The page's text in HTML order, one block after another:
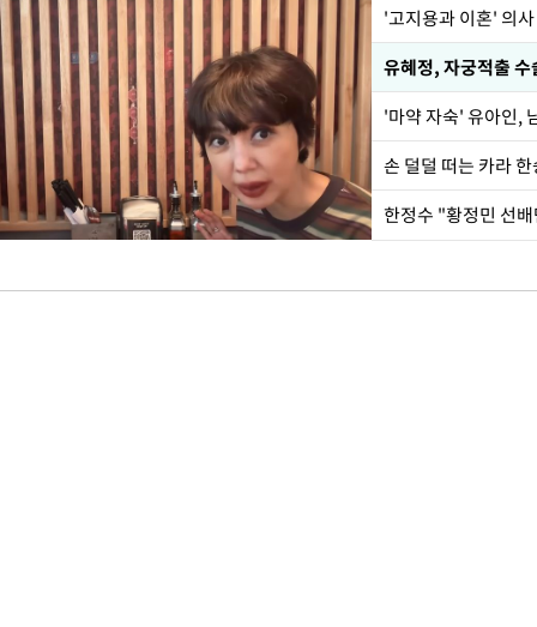
'고지용과 이혼' 의
유혜정, 자궁적출
'마약 자숙' 유아인,
손 덜덜 떠는 카라